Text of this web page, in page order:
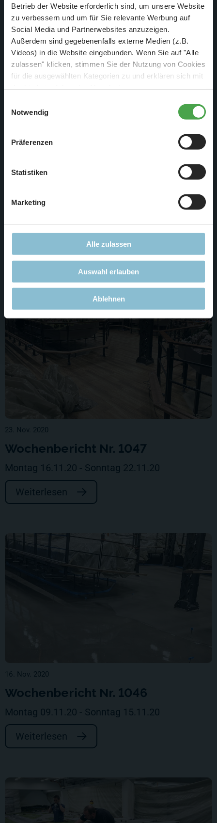
Betrieb der Website erforderlich sind, um unsere Website
zu verbessern und um für Sie relevante Werbung auf
Social Media und Partnerwebsites anzuzeigen.
Außerdem sind gegebenenfalls externe Medien (z.B.
Videos) in die Website eingebunden. Wenn Sie auf "Alle
zulassen" klicken, stimmen Sie der Nutzung von Cookies
für die ausgewählten Kategorien zu und erklären sich mit
diese Einstellungen jederzeit über die Schaltfläche
zustimmen, beschränken wir uns auf die technisch
notwendigen Cookies. Weitere Informationen finden Sie in
Notwendig
Präferenzen
Statistiken
Marketing
Alle zulassen
Auswahl erlauben
Ablehnen
Weiterlesen
Wochenbericht Nr. 1048
23. Nov. 2020
Wochenbericht Nr. 1047
Montag 16.11.20 - Sonntag 22.11.20
Weiterlesen
16. Nov. 2020
Wochenbericht Nr. 1046
Montag 09.11.20 - Sonntag 15.11.20
Weiterlesen